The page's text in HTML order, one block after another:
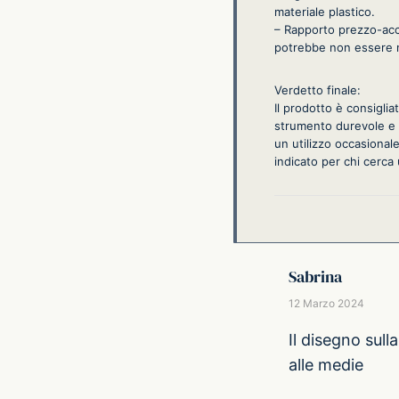
materiale plastico.
– Rapporto prezzo-
potrebbe non essere
Verdetto finale:
Il prodotto è
strumento durevole
un utilizzo
indicato per chi
Sabrina
12 Marzo 2024
Il disegno
alle medie